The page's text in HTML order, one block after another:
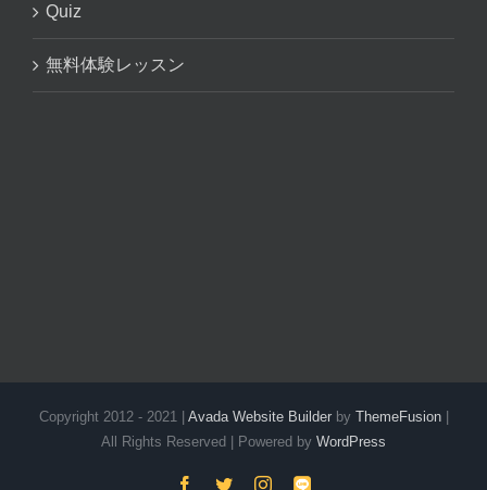
Quiz
無料体験レッスン
Copyright 2012 - 2021 | Avada Website Builderby ThemeFusion|
All Rights Reserved | Powered by WordPress
Facebook
TwitterInstagram
LINE